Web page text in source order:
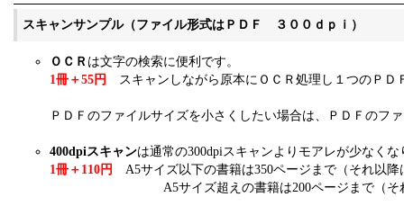
スキャンサンプル（ファイル形式はＰＤＦ ３００ｄｐｉ）
ＯＣＲ は文字の検索に便利です。
1冊＋55円
スキャンしながら原本にＯＣＲ処理し１つのＰＤ
ＰＤＦのファイルサイズを小さくしたい場合は、ＰＤＦのフ
400dpiスキャンは通常の300dpiスキャンよりモアレが少なくな
1冊＋110円
A5サイズ以下の書籍は350ページまで（それ以降
A5サイズ超えの書籍は200ページまで（それ以降